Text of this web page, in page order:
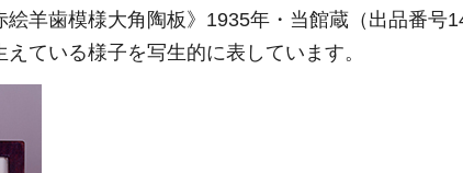
羊歯模様大角陶板》1935年・当館蔵（出品番号
ている様子を写生的に表しています。